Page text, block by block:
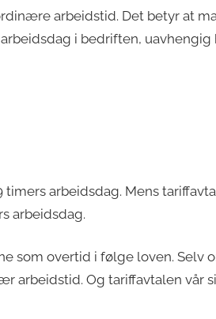
arbeidstid. Det betyr at
i bedriften, uavhengig
arbeidsdag. Mens
arbeidsdag.
som overtid i følge loven. Selv
arbeidstid. Og tariffavtalen vår